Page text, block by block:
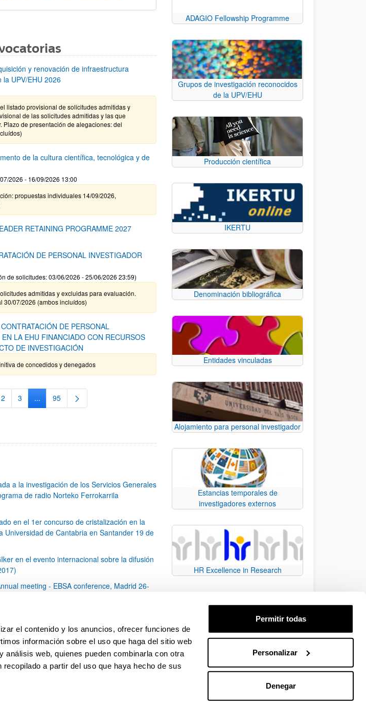
el contenido y los anuncios, ofrecer funciones de
información sobre el uso que haga del sitio web
web, quienes pueden combinarla con otra
a partir del uso que haya hecho de sus
Permitir todas
Personalizar
Denegar
y renovación de infraestructura
UPV/EHU 2026
listado provisional de solicitudes admitidas y
de las solicitudes admitidas y las que
Plazo de presentación de alegaciones: del
de la cultura científica, tecnológica y de
2026 - 16/09/2026 13:00
propuestas individuales 14/09/2026,
RETAINING PROGRAMME 2027
DE PERSONAL INVESTIGADOR
de solicitudes: 03/06/2026 - 25/06/2026 23:59)
admitidas y excluidas para evaluación.
30/07/2026 (ambos incluídos)
DE PERSONAL
LA EHU FINANCIADO CON RECURSOS
DE INVESTIGACIÓN
de concedidos y denegados
Página
2 Página
3 ...Páginas intermedias Use TAB para desplazarse.
Página
95
a la investigación de los Servicios Generales
de radio Norteko Ferrokarrila
en el 1er concurso de cristalización en la
Universidad de Cantabria en Santander 19 de
en el evento internacional sobre la difusión
meeting - EBSA conference, Madrid 26-
Internacional sobre la Internacionalización
05/2017)
intermedias Use TAB para desplazarse.
PáginaPágina
18 Página
19 ...Páginas intermedias Use TAB para desplazarse.
Página
79
ADAGIO Fellowship Programme
Grupos de investigación reconocidos
de la UPV/EHU
Producción científica
IKERTU
Denominación bibliográfica
Entidades vinculadas
Alojamiento para personal investigador
Estancias temporales de
investigadores externos
HR Excellence in Research